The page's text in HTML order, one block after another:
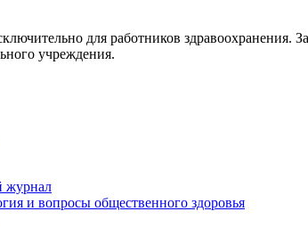
для работников
учреждения.
журнал
и вопросы общественного здоровья